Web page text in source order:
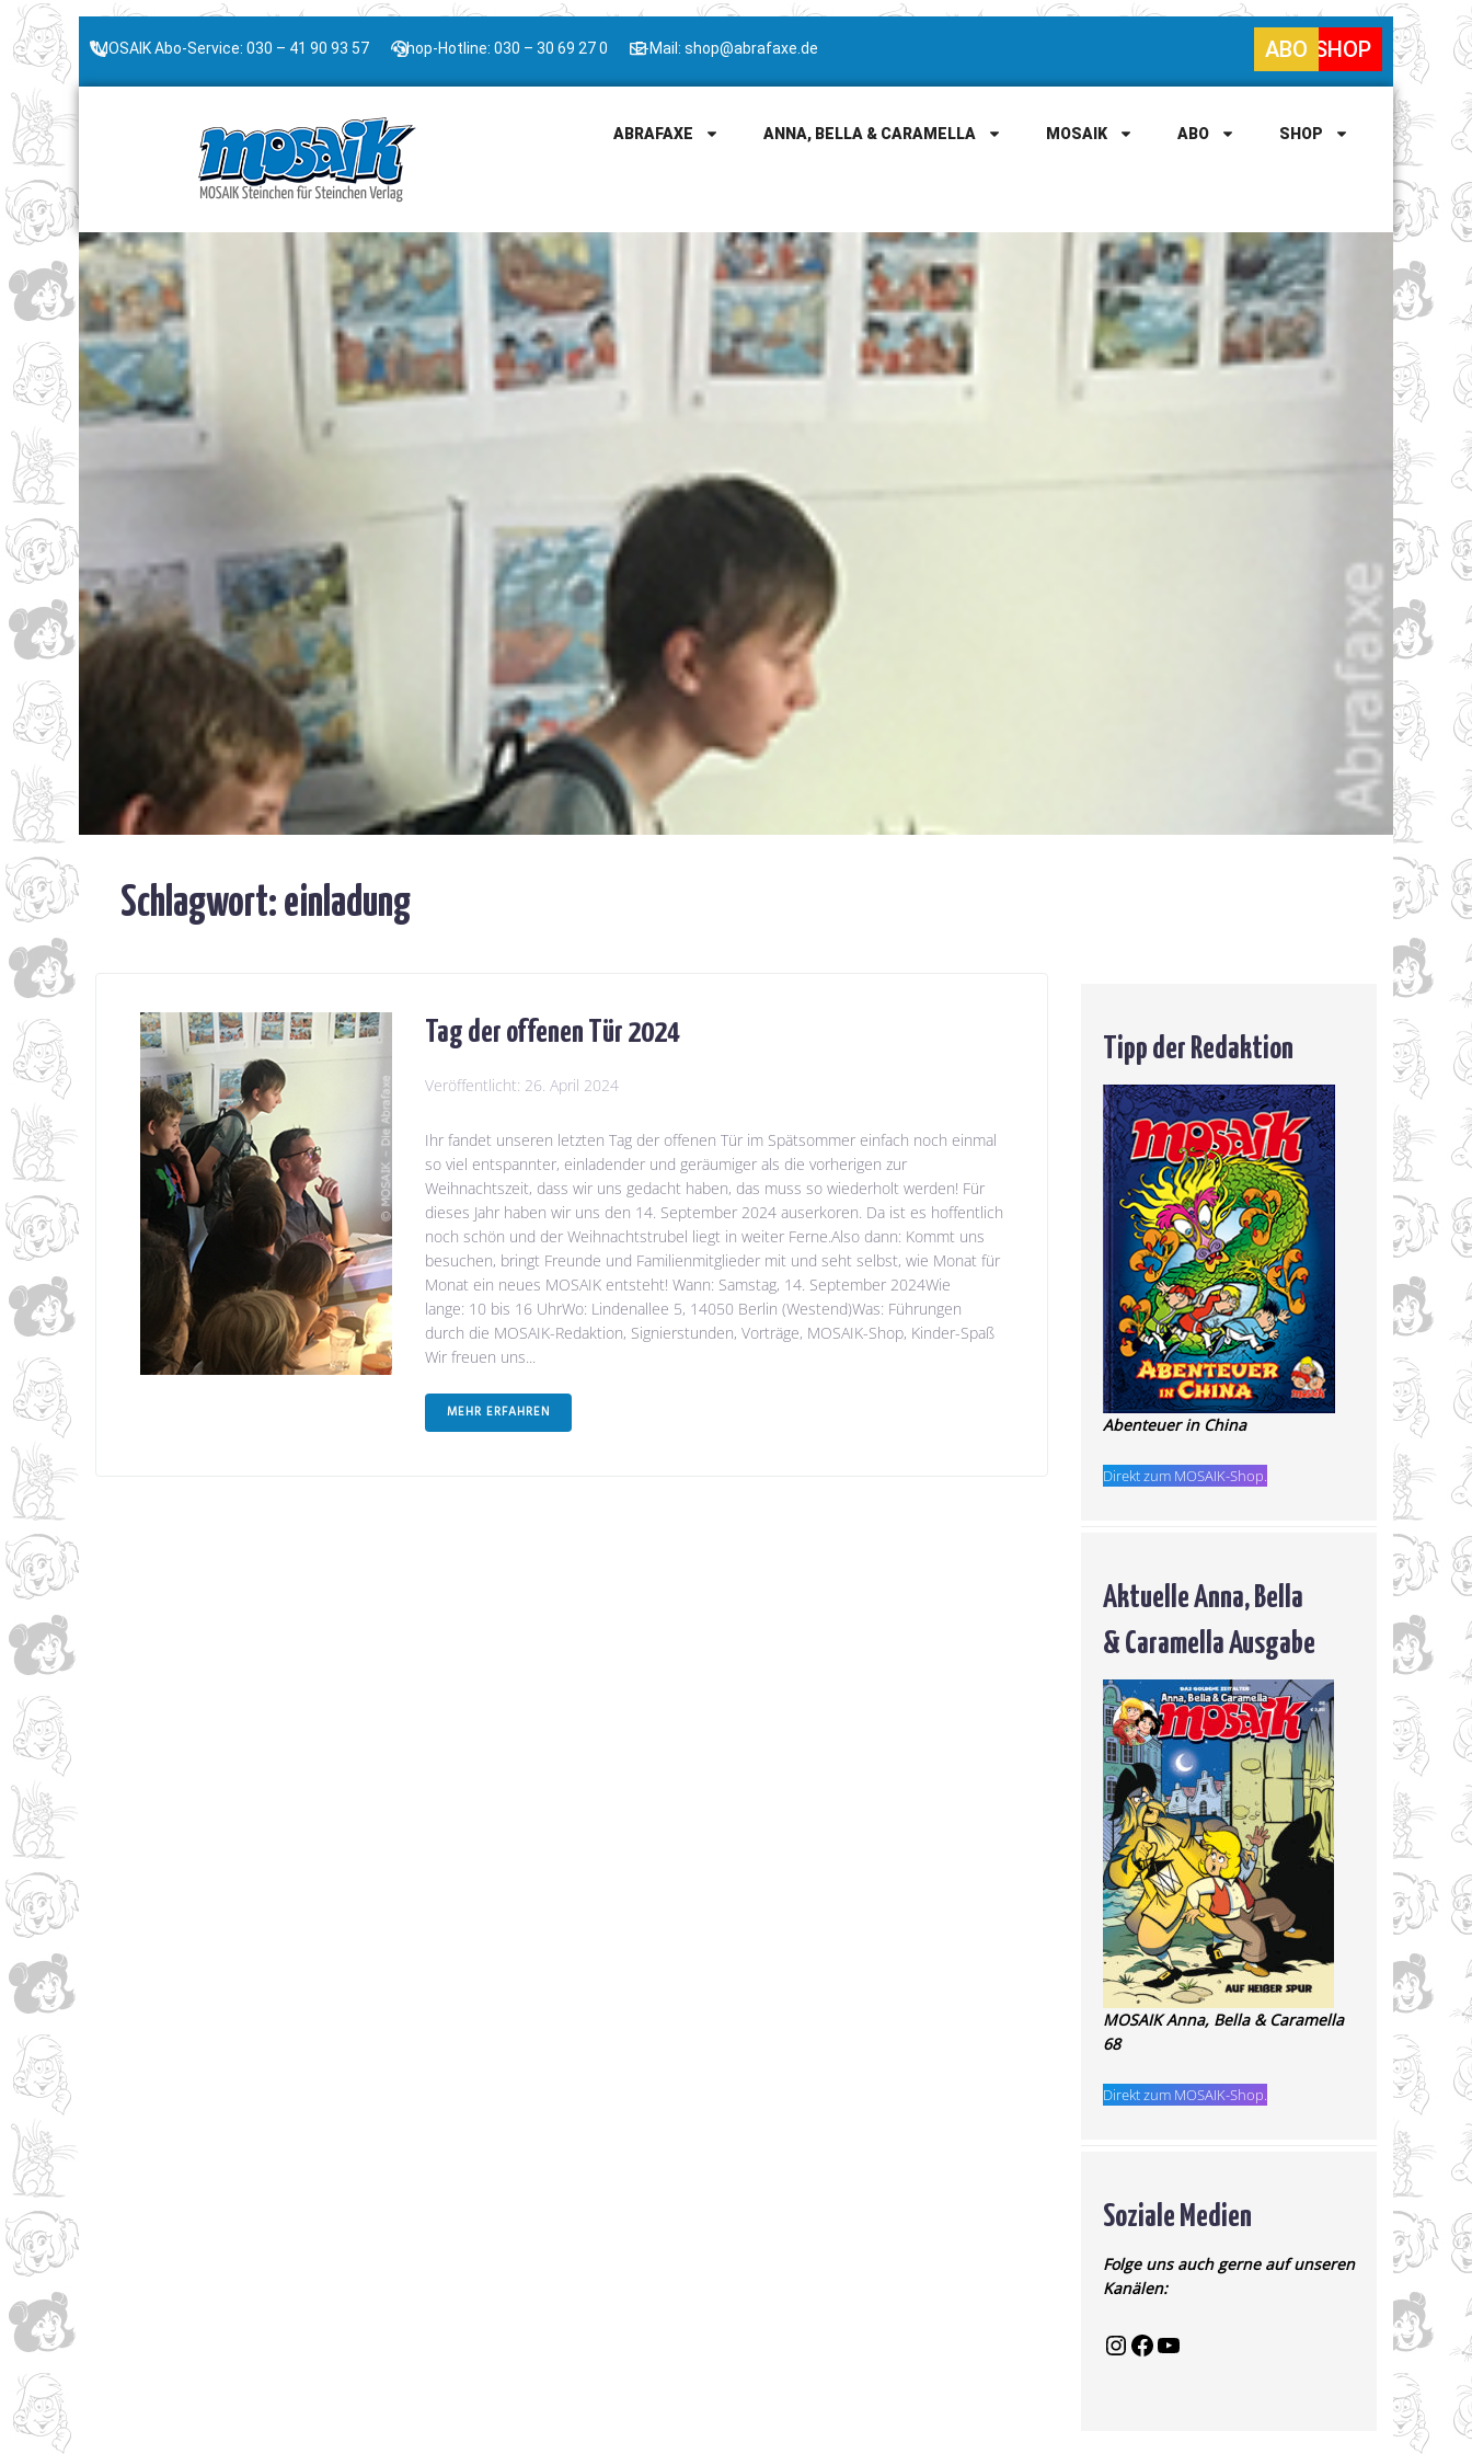
MOSAIK Abo-Service: 030 – 41 90 93 57 Shop-Hotline: 030 – 30 69 27 0 E-Mail: shop@abrafaxe.de SHOP
ABO
ABRAFAXE ANNA, BELLA & CARAMELLA MOSAIK ABO SHOP
Schlagwort:einladung
Tag der offenen Tür 2024
Veröffentlicht: 26. April 2024
Ihr fandet unseren letzten Tag der offenen Tür im Spätsommer einfach noch einmal
so viel entspannter, einladender und geräumiger als die vorherigen zur
Weihnachtszeit, dass wir uns gedacht haben, das muss so wiederholt werden! Für
dieses Jahr haben wir uns den 14. September 2024 auserkoren. Da ist es hoffentlich
noch schön und der Weihnachtstrubel liegt in weiter Ferne.Also dann: Kommt uns
besuchen, bringt Freunde und Familienmitglieder mit und seht selbst, wie Monat für
Monat ein neues MOSAIK entsteht! Wann: Samstag, 14. September 2024Wie
lange: 10 bis 16 UhrWo: Lindenallee 5, 14050 Berlin (Westend)Was: Führungen
durch die MOSAIK-Redaktion, Signierstunden, Vorträge, MOSAIK-Shop, Kinder-Spaß
Wir freuen uns...
MEHR ERFAHREN
Tipp der Redaktion
Abenteuer in China
Direkt zum MOSAIK-Shop.
Aktuelle Anna, Bella
& Caramella Ausgabe
MOSAIK Anna, Bella & Caramella
68
Direkt zum MOSAIK-Shop.
Soziale Medien
Folge uns auch gerne auf unseren
Kanälen: